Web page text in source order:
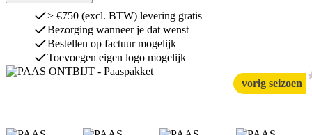
> €750 (excl. BTW) levering gratis
Bezorging wanneer je dat wenst
Bestellen op factuur mogelijk
Toevoegen eigen logo mogelijk
vorig seizoen